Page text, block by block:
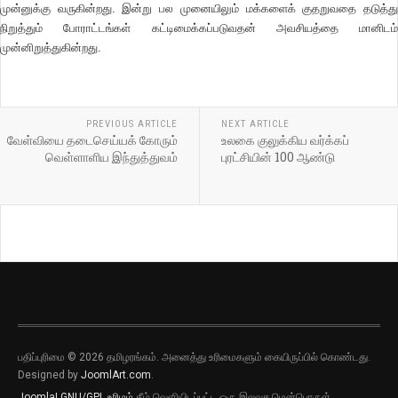
முன்னுக்கு வருகின்றது. இன்று பல முனையிலும் மக்களைக் குதறுவதை தடுத்து
நிறுத்தும் போராட்டங்கள் கட்டிமைக்கப்படுவதன் அவசியத்தை மானிடம்
முன்னிறுத்துகின்றது.
PREVIOUS ARTICLE
வேள்வியை தடைசெய்யக் கோரும்
வெள்ளாளிய இந்துத்துவம்
NEXT ARTICLE
உலகை குலுக்கிய வர்க்கப்
புரட்சியின் 100 ஆண்டு
பதிப்புரிமை © 2026 தமிழரங்கம். அனைத்து உரிமைகளும் கையிருப்பில் கொண்டது.
Designed by JoomlArt.com.